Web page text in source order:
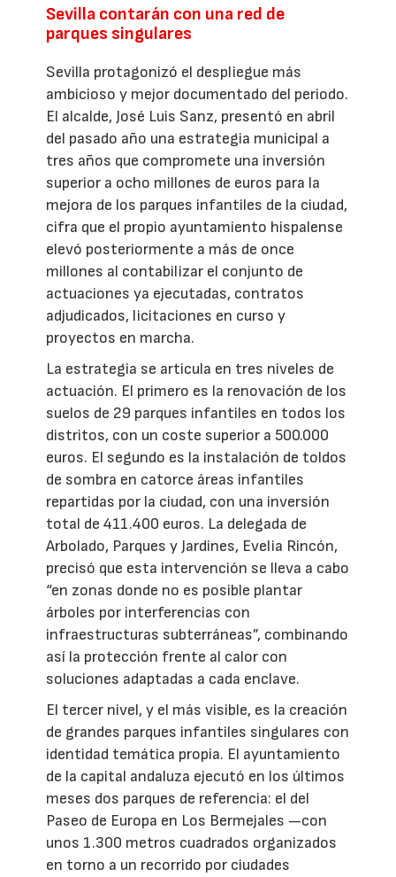
Sevilla contarán con una red de
parques singulares
Sevilla protagonizó el despliegue más
ambicioso y mejor documentado del periodo.
El alcalde, José Luis Sanz, presentó en abril
del pasado año una estrategia municipal a
tres años que compromete una inversión
superior a ocho millones de euros para la
mejora de los parques infantiles de la ciudad,
cifra que el propio ayuntamiento hispalense
elevó posteriormente a más de once
millones al contabilizar el conjunto de
actuaciones ya ejecutadas, contratos
adjudicados, licitaciones en curso y
proyectos en marcha.
La estrategia se articula en tres niveles de
actuación. El primero es la renovación de los
suelos de 29 parques infantiles en todos los
distritos, con un coste superior a 500.000
euros. El segundo es la instalación de toldos
de sombra en catorce áreas infantiles
repartidas por la ciudad, con una inversión
total de 411.400 euros. La delegada de
Arbolado, Parques y Jardines, Evelia Rincón,
precisó que esta intervención se lleva a cabo
“en zonas donde no es posible plantar
árboles por interferencias con
infraestructuras subterráneas”, combinando
así la protección frente al calor con
soluciones adaptadas a cada enclave.
El tercer nivel, y el más visible, es la creación
de grandes parques infantiles singulares con
identidad temática propia. El ayuntamiento
de la capital andaluza ejecutó en los últimos
meses dos parques de referencia: el del
Paseo de Europa en Los Bermejales —con
unos 1.300 metros cuadrados organizados
en torno a un recorrido por ciudades